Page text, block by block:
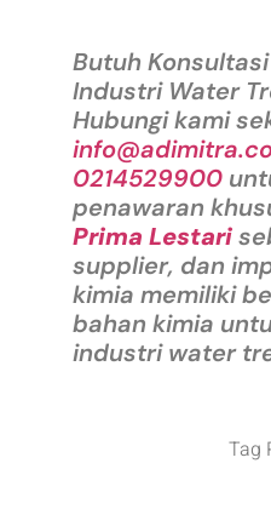
Butuh
Industri Water
Hubungi kami
0214529900
penawaran
Prima Lestari
supplier, dan
kimia memiliki
bahan kimia
industri water
Tag